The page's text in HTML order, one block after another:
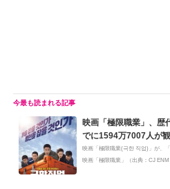
映画「極限職業」、歴
でに1594万7007人が
映画「極限職業(극한 직업)」が、
映画「極限職業」（出典：CJ